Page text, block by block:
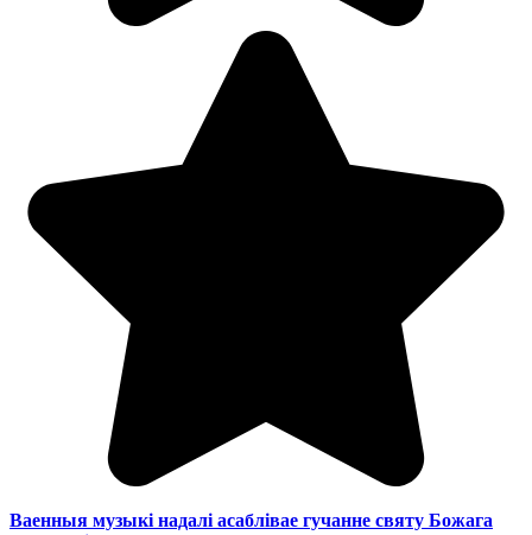
Ваенныя музыкі надалі асаблівае гучанне святу Божага